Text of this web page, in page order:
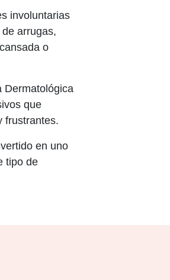
involuntarias
arrugas,
o
Dermatológica
que
frustrantes.
en uno
tipo de